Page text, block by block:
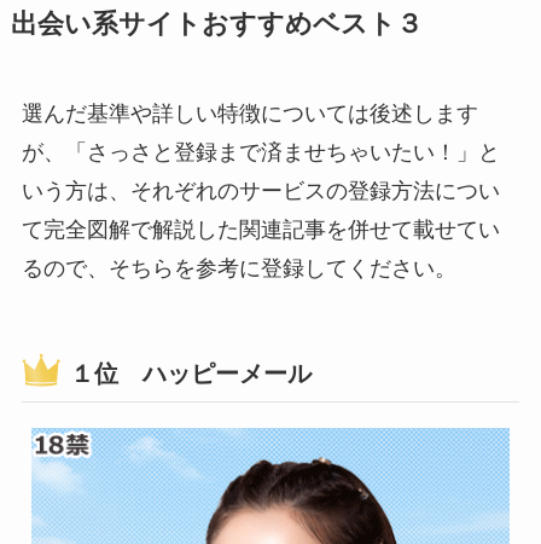
出会い系サイトおすすめベスト３
選んだ基準や詳しい特徴については後述します
が、「さっさと登録まで済ませちゃいたい！」と
いう方は、それぞれのサービスの登録方法につい
て完全図解で解説した関連記事を併せて載せてい
るので、そちらを参考に登録してください。
１位 ハッピーメール